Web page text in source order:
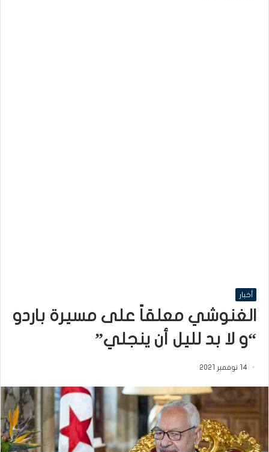
أخبار
الغنوشي معلقاً على مسيرة باردو
“و لا بد لليل أن ينجلي”
14 نوفمبر 2021